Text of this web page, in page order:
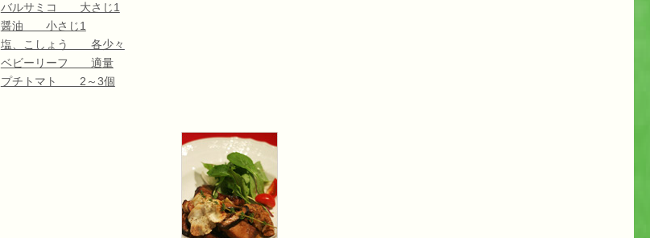
バルサミコ 大さじ1
醤油 小さじ1
塩、こしょう 各少々
ベビーリーフ 適量
プチトマト 2～3個